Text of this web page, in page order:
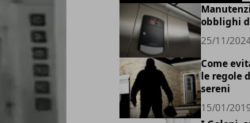
obblighi
25/11/
Come
le regole
sereni
15/01/2019